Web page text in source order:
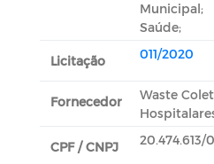
Municipal;
Saúde;
Licitação 011/2020
Fornecedor
Waste
CPF / CNPJ 20.474.613/